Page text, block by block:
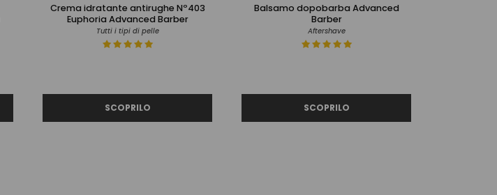
Crema idratante antirughe Nº403
Euphoria Advanced Barber
Tutti i tipi di pelle
Balsamo dopobarba Advanced
Barber
Aftershave